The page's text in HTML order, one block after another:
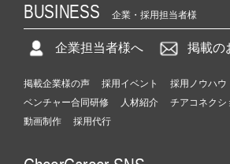
BUSINESS 企業・採用担当者様
企業担当者様へ 掲載の
掲載企業様の声 採用イベント 採用ノウハウ
ベンチャー合同研修
人材紹介 チアコネクシ
動画制作
採用代行